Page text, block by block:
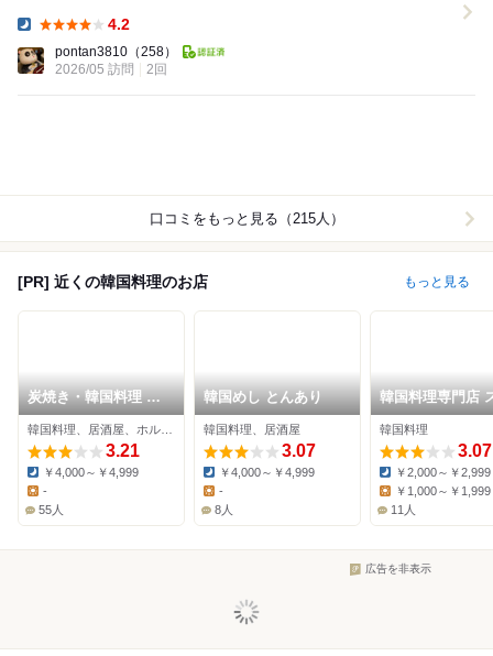
4.2
pontan3810 （258）
2026/05 訪問
2回
口コミをもっと見る（215人）
[PR] 近くの韓国料理のお店 もっと見る
炭焼き・韓国料理 炭
宮
3.21
Dinner:
￥4,000～￥4,999
Lunch:
-
55人
韓国めし とんあり
韓国料理、居酒屋
3.07
Dinner:
￥4,000～￥4,999
Lunch:
-
8人
韓国料理専門店
ミン
韓国料理
3.07
Dinner:
￥2,000～￥2,999
Lunch:
￥1,000～￥1,999
11人
広告を非表示